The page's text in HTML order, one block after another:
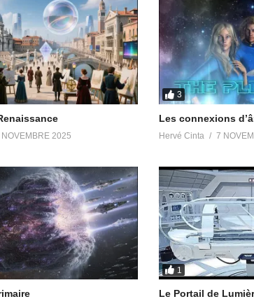
t.me/meditationliberation
2025
3
Les connexions
Hervé Cinta 7
1
Le Portail de